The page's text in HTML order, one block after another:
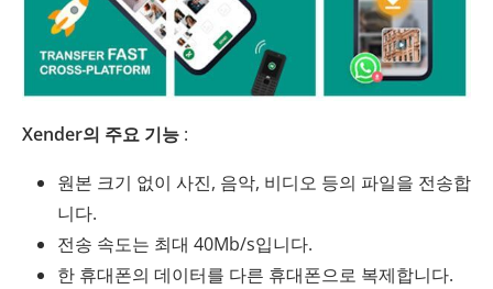
Xender의 주요 기능 :
원본 크기 없이 사진, 음악, 비디오 등의 파일을 전송합
니다.
전송 속도는 최대 40Mb/s입니다.
한 휴대폰의 데이터를 다른 휴대폰으로 복제합니다.